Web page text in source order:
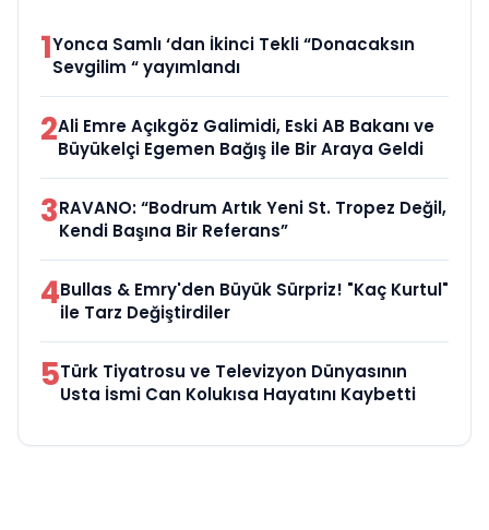
1Yonca Samlı ‘dan İkinci Tekli “Donacaksın
Sevgilim “ yayımlandı
2Ali Emre Açıkgöz Galimidi, Eski AB Bakanı ve
Büyükelçi Egemen Bağış ile Bir Araya Geldi
3RAVANO: “Bodrum Artık Yeni St. Tropez Değil,
Kendi Başına Bir Referans”
4Bullas & Emry'den Büyük Sürpriz! "Kaç Kurtul"
ile Tarz Değiştirdiler
5Türk Tiyatrosu ve Televizyon Dünyasının
Usta İsmi Can Kolukısa Hayatını Kaybetti